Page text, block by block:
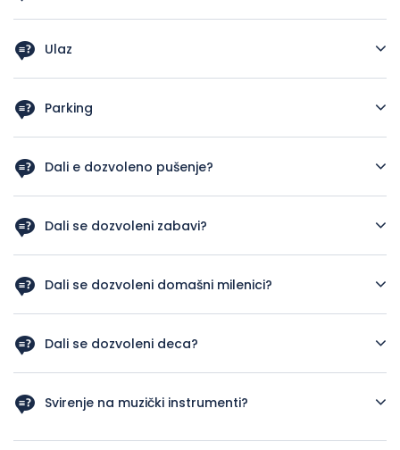
Ulaz
Parking
Dali e dozvoleno pušenje?
Dali se dozvoleni zabavi?
Dali se dozvoleni domašni milenici?
Dali se dozvoleni deca?
Svirenje na muzički instrumenti?
Po dogovor